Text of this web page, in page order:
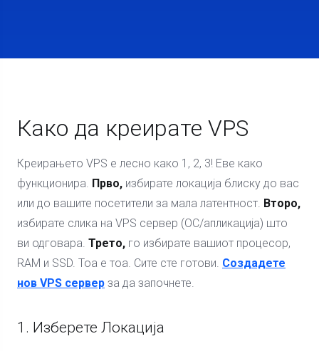
Како да креирате VPS
Креирањето VPS е лесно како 1, 2, 3! Еве како
функционира. Прво, избирате локација блиску до вас
или до вашите посетители за мала латентност. Второ,
избирате слика на VPS сервер (ОС/апликација) што
ви одговара. Трето, го избирате вашиот процесор,
RAM и SSD. Тоа е тоа. Сите сте готови. Создадете
нов VPS сервер за да започнете.
1. Изберете Локација